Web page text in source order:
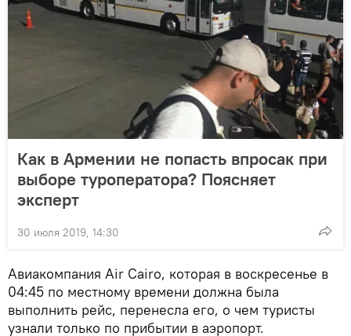
Как в Армении не попасть впросак при
выборе туроператора? Поясняет
эксперт
30 июля 2019, 14:30
Авиакомпания Air Cairo, которая в воскресенье в
04:45 по местному времени должна была
выполнить рейс, перенесла его, о чем туристы
узнали только по прибытии в аэропорт.